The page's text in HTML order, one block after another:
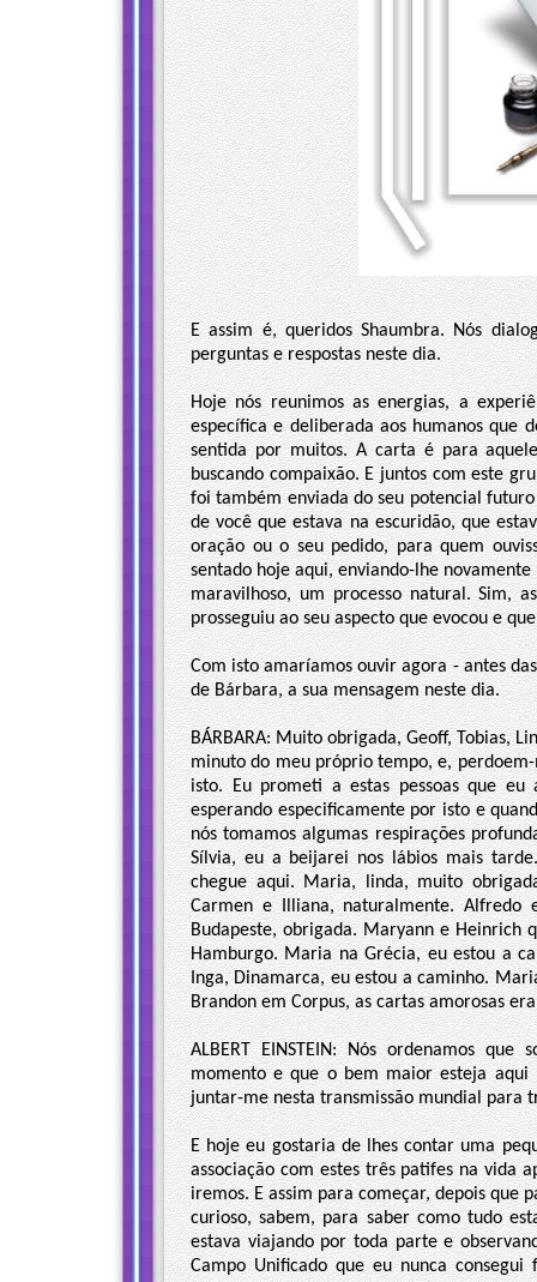
E assim é, queridos Shaumbra. Nós
perguntas e respostas neste dia.
Hoje nós reunimos as energias, a
específica e deliberada aos humanos que
sentida por muitos. A carta é para
buscando compaixão. E juntos com este
foi também enviada do seu potencial
de você que estava na escuridão, que
oração ou o seu pedido, para quem
sentado hoje aqui, enviando-lhe
maravilhoso, um processo natural. Sim,
prosseguiu ao seu aspecto que evocou e
Com isto amaríamos ouvir agora - antes
de Bárbara, a sua mensagem neste dia.
BÁRBARA: Muito obrigada, Geoff, Tobias,
minuto do meu próprio tempo, e,
isto. Eu prometi a estas pessoas que
esperando especificamente por isto e
nós tomamos algumas respirações
Sílvia, eu a beijarei nos lábios mais
chegue aqui. Maria, linda, muito
Carmen e Illiana, naturalmente. Alfredo
Budapeste, obrigada. Maryann e Heinrich
Hamburgo. Maria na Grécia, eu estou a
Inga, Dinamarca, eu estou a caminho.
Brandon em Corpus, as cartas amorosas
ALBERT EINSTEIN: Nós ordenamos
momento e que o bem maior esteja
juntar-me nesta transmissão mundial para
E hoje eu gostaria de lhes contar uma
associação com estes três patifes na vida
iremos. E assim para começar, depois que
curioso, sabem, para saber como tudo
estava viajando por toda parte e
Campo Unificado que eu nunca